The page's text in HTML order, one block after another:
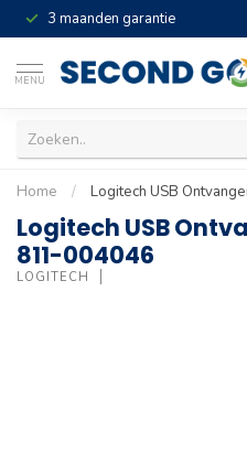
3 maanden garantie
MENU
Home / Logitech USB
Logitech USB
811-004046
LOGITECH